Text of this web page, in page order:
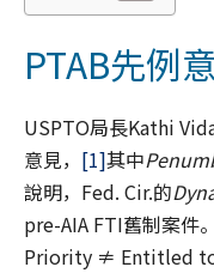
PTAB先例
USPTO局長Kathi
意見， [1]其中
說明，Fed. Cir.的
pre-AIA FTI舊制案件
Priority ≠ Entitled to